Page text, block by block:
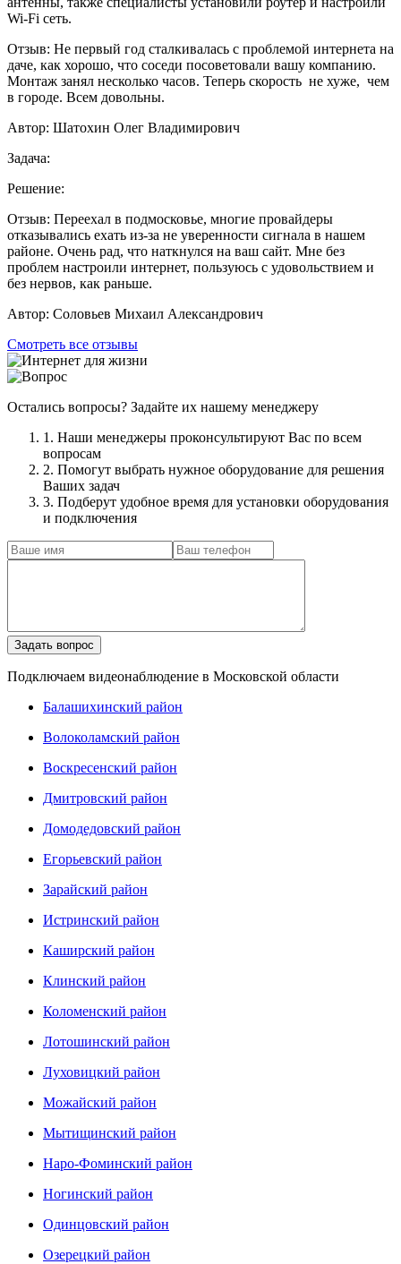
Wi-Fi сеть.
Отзыв: Не первый год сталкивалась с проблемой интернета на
даче, как хорошо, что соседи посоветовали вашу компанию.
Монтаж занял несколько часов. Теперь скорость не хуже, чем
в городе. Всем довольны.
Автор: Шатохин Олег Владимирович
Задача:
Решение:
Отзыв: Переехал в подмосковье, многие провайдеры
отказывались ехать из-за не уверенности сигнала в нашем
районе. Очень рад, что наткнулся на ваш сайт. Мне без
проблем настроили интернет, пользуюсь с удовольствием и
без нервов, как раньше.
Автор: Соловьев Михаил Александрович
Смотреть все отзывы
Остались вопросы? Задайте их нашему менеджеру
1. Наши менеджеры проконсультируют Вас по всем
вопросам
2. Помогут выбрать нужное оборудование для решения
Ваших задач
3. Подберут удобное время для установки оборудования
и подключения
Подключаем видеонаблюдение в Московской области
Балашихинский район
Волоколамский район
Воскресенский район
Дмитровский район
Домодедовский район
Егорьевский район
Зарайский район
Истринский район
Каширский район
Клинский район
Коломенский район
Лотошинский район
Луховицкий район
Можайский район
Мытищинский район
Наро-Фоминский район
Ногинский район
Одинцовский район
Озерецкий район